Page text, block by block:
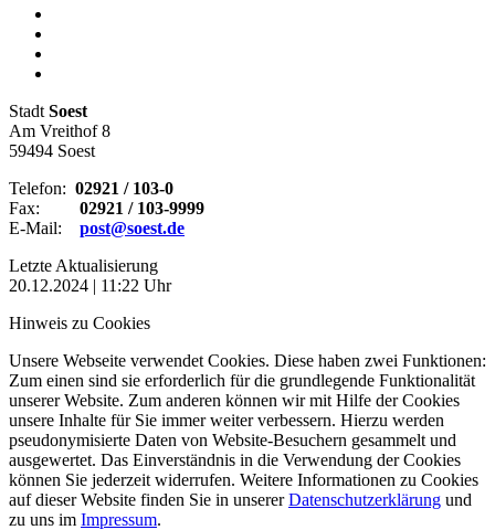
Stadt Soest
Am Vreithof 8
59494 Soest
Telefon: 02921 / 103-0
Fax: 02921 / 103-9999
E-Mail: post@soest.de
Letzte Aktualisierung
20.12.2024 | 11:22 Uhr
Hinweis zu Cookies
Unsere Webseite verwendet Cookies. Diese haben zwei Funktionen:
Zum einen sind sie erforderlich für die grundlegende Funktionalität
unserer Website. Zum anderen können wir mit Hilfe der Cookies
unsere Inhalte für Sie immer weiter verbessern. Hierzu werden
pseudonymisierte Daten von Website-Besuchern gesammelt und
ausgewertet. Das Einverständnis in die Verwendung der Cookies
können Sie jederzeit widerrufen. Weitere Informationen zu Cookies
auf dieser Website finden Sie in unsererDatenschutzerklärung und
zu uns im Impressum.